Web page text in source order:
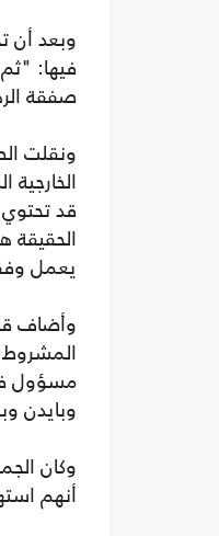
وبعد أن
فيها:
صفقة
ونقلت
قد
الحقيقة
يعمل
وأضاف
المشروط
مسؤول
وبايدن
وكان
أنهم